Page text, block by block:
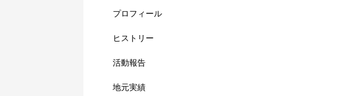
プロフィール
ヒストリー
活動報告
地元実績